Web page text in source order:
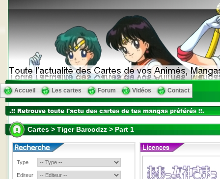
Accueil Les cartes Forum Vidéos Contact
Cartes > Tiger Barcodzz > Part 1
Type
Editeur